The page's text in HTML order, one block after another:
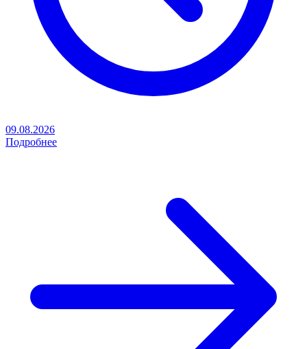
09.08.2026
Подробнее